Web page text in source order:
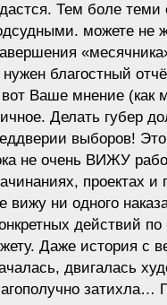
Тем боле
можете не
благостный
Ваше мнение (как
Делать губер
выборов! Это
не очень ВИЖУ
проектах и
вижу ни одного
действий
Даже история с
двигалась
затихла…